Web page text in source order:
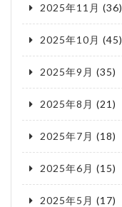
2025年11月 (36)
2025年10月 (45)
2025年9月 (35)
2025年8月 (21)
2025年7月 (18)
2025年6月 (15)
2025年5月 (17)